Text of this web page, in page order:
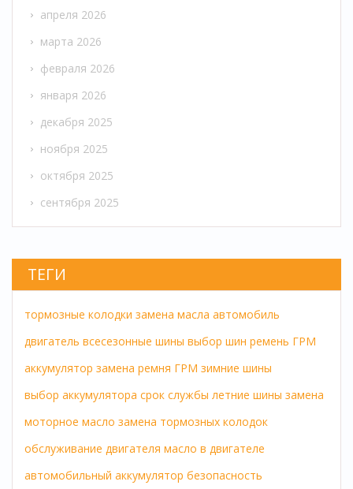
апреля 2026
марта 2026
февраля 2026
января 2026
декабря 2025
ноября 2025
октября 2025
сентября 2025
ТЕГИ
тормозные колодки замена масла автомобиль
двигатель всесезонные шины выбор шин ремень ГРМ
аккумулятор замена ремня ГРМ зимние шины
выбор аккумулятора срок службы летние шины замена
моторное масло замена тормозных колодок
обслуживание двигателя масло в двигателе
автомобильный аккумулятор безопасность